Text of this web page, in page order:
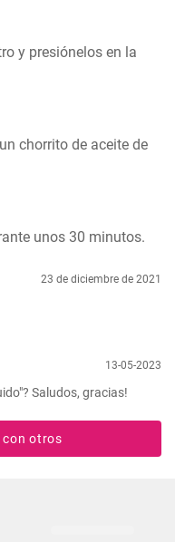
y presiónelos en la
chorrito de aceite de
unos 30 minutos.
23 de diciembre de 2021
13-05-2023
Saludos, gracias!
con otros